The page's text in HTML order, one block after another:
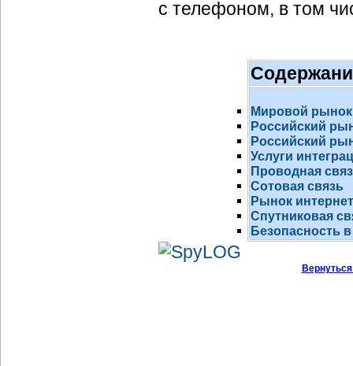
с телефоном, в том
Мировой рынок
Российский
Российский
Услуги
Проводная
Сотовая связь
Рынок
Спутниковая
Безопасность